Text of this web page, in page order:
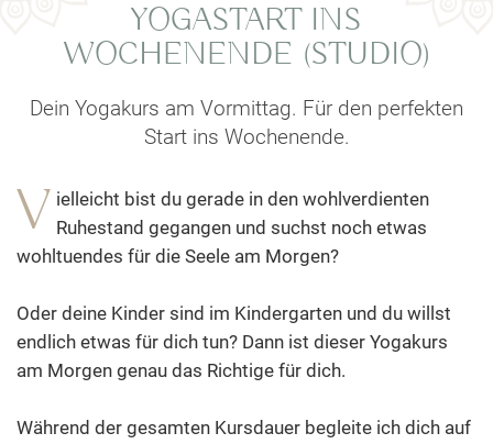
YOGASTART INS
WOCHENENDE (STUDIO)
Dein Yogakurs am Vormittag. Für den perfekten
Start ins Wochenende.
V ielleicht bist du gerade in den wohlverdienten
Ruhestand gegangen und suchst noch etwas
wohltuendes für die Seele am Morgen?
Oder deine Kinder sind im Kindergarten und du willst
endlich etwas für dich tun? Dann ist dieser Yogakurs
am Morgen genau das Richtige für dich.
Während der gesamten Kursdauer begleite ich dich auf